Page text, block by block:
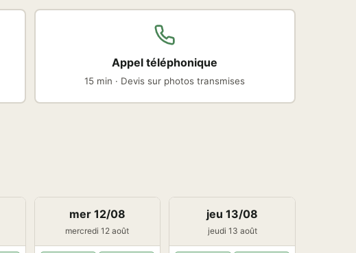
Appel téléphonique
15 min · Devis sur photos transmises
mer 12/08
mercredi 12 août
jeu 13/08
jeudi 13 août